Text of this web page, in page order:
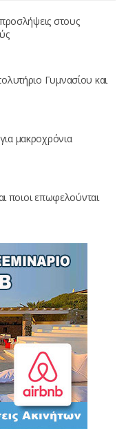
στους
Γυμνασίου και
μακροχρόνια
ποιοι επωφελούνται